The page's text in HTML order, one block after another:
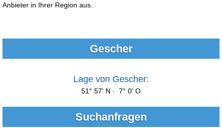
Anbieter in Ihrer Region aus.
Gescher
Lage von Gescher:
51° 57' N · 7° 0' O
Suchanfragen